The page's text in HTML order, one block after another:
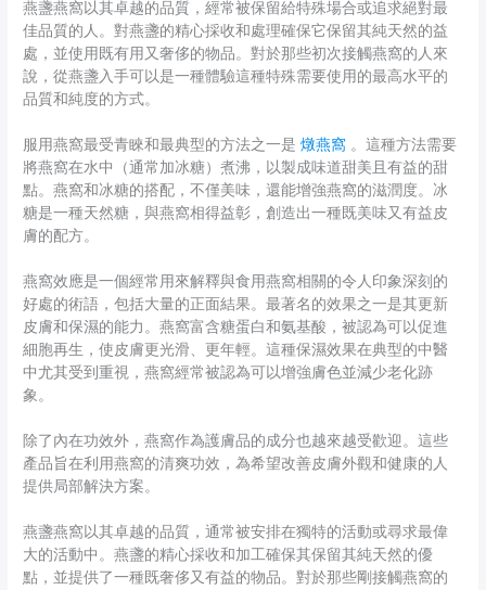
燕盞燕窩以其卓越的品質，經常被保留給特殊場合或追求絕對最
佳品質的人。對燕盞的精心採收和處理確保它保留其純天然的益
處，並使用既有用又奢侈的物品。對於那些初次接觸燕窩的人來
說，從燕盞入手可以是一種體驗這種特殊需要使用的最高水平的
品質和純度的方式。
服用燕窩最受青睞和最典型的方法之一是燉燕窩 。這種方法需要
將燕窩在水中（通常加冰糖）煮沸，以製成味道甜美且有益的甜
點。燕窩和冰糖的搭配，不僅美味，還能增強燕窩的滋潤度。冰
糖是一種天然糖，與燕窩相得益彰，創造出一種既美味又有益皮
膚的配方。
燕窩效應是一個經常用來解釋與食用燕窩相關的令人印象深刻的
好處的術語，包括大量的正面結果。最著名的效果之一是其更新
皮膚和保濕的能力。燕窩富含糖蛋白和氨基酸，被認為可以促進
細胞再生，使皮膚更光滑、更年輕。這種保濕效果在典型的中醫
中尤其受到重視，燕窩經常被認為可以增強膚色並減少老化跡
象。
除了內在功效外，燕窩作為護膚品的成分也越來越受歡迎。這些
產品旨在利用燕窩的清爽功效，為希望改善皮膚外觀和健康的人
提供局部解決方案。
燕盞燕窩以其卓越的品質，通常被安排在獨特的活動或尋求最偉
大的活動中。燕盞的精心採收和加工確保其保留其純天然的優
點，並提供了一種既奢侈又有益的物品。對於那些剛接觸燕窩的